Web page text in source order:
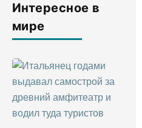
Интересное в
мире